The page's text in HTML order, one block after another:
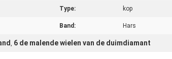
Type: kop
Band: Hars
, 6 de malende wielen van de duimdiamant